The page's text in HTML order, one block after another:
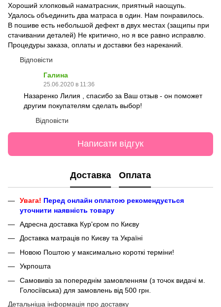
Хороший хлопковый наматрасник, приятный наощупь.
Удалось объединить два матраса в один. Нам понравилось.
В пошиве есть небольшой дефект в двух местах (защипы при
стачивании деталей) Не критично, но я все равно исправлю.
Процедуры заказа, оплаты и доставки без нареканий.
Відповісти
Галина
25.06.2020 в 11:36
Назаренко Лилия , спасибо за Ваш отзыв - он поможет
другим покупателям сделать выбор!
Відповісти
Написати відгук
Доставка Оплата
Увага! Перед онлайн оплатою рекомендується
уточнити наявність товару
Адресна доставка Кур'єром по Києву
Доставка матраців по Києву та Україні
Новою Поштою у максимально короткі терміни!
Укрпошта
Самовивіз за попереднім замовленням (з точок видачі м.
Голосіївська) для замовлень від 500 грн.
Детальніша інформація про доставку